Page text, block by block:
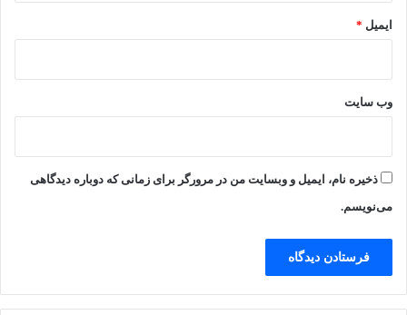
ایمیل *
وب‌ سایت
ذخیره نام، ایمیل و وبسایت من در مرورگر برای زمانی که دوباره دیدگاهی
می‌نویسم.